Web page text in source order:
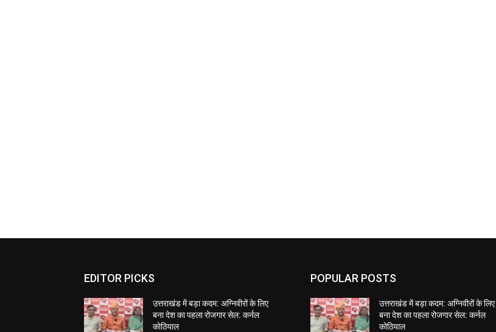
EDITOR PICKS
उत्तराखंड में बड़ा कदम: अग्निवीरों के लिए
बना देश का पहला रोजगार सेल: कर्नल
कोठियाल
POPULAR POSTS
उत्तराखंड में बड़ा कदम: अग्निवीरों के लिए
बना देश का पहला रोजगार सेल: कर्नल
कोठियाल